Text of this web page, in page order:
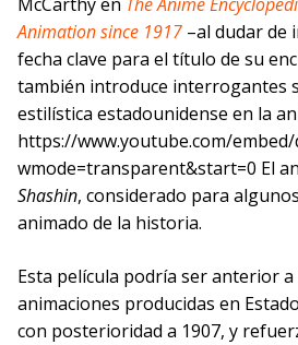
Animation since 1917 –al dudar de
fecha clave para el título de su
también introduce interrogantes
estilística estadounidense en la
https://www.youtube.com/embed/
wmode=transparent&start=0 El
Shashin, considerado para
animado de la historia.
Esta película podría ser anterior
animaciones producidas en
con posterioridad a 1907, y